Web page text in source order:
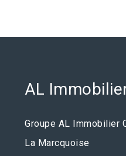
AL
Groupe AL Immobilier
La Marcquoise